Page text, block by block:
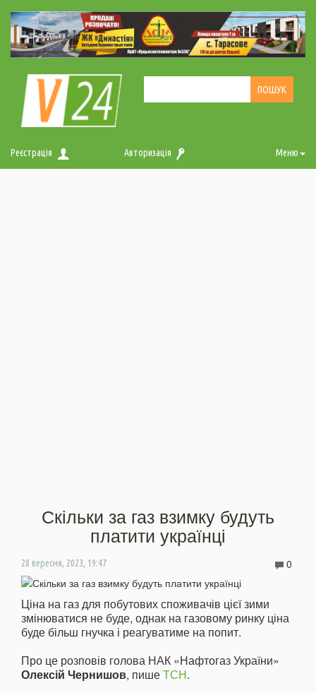
Реєстрація Авторизація Меню
Скільки за газ взимку будуть
платити українці
28 вересня, 2023, 19:47 0
Ціна на газ для побутових споживачів цієї зими
змінюватися не буде, однак на газовому ринку ціна
буде більш гнучка і реагуватиме на попит.
Про це розповів голова НАК «Нафтогаз України»
Олексій Чернишов, пишеТСН.